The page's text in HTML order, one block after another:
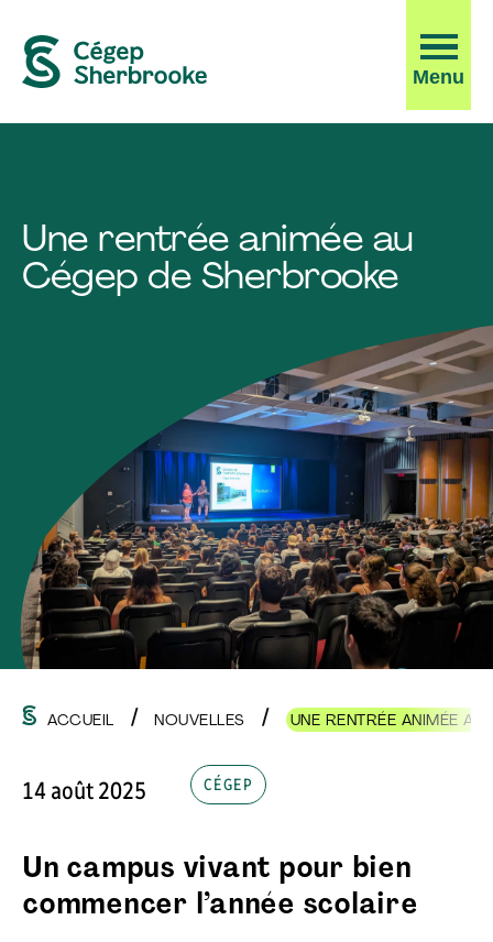
la
Menu
Une rentrée animée au
Cégep de Sherbrooke
ACCUEIL NOUVELLES UNE RENTRÉE ANIMÉE
14 août 2025 CÉGEP
Un campus vivant pour bien
commencer l’année scolaire